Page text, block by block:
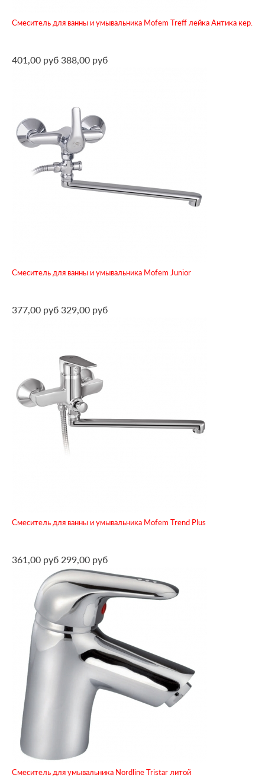
Смеситель для ванны и умывальника Mofem Treff лейка Антика кер.
401,00 руб 388,00 руб
Смеситель для ванны и умывальника Mofem Junior
377,00 руб 329,00 руб
Смеситель для ванны и умывальника Mofem Trend Plus
361,00 руб 299,00 руб
Смеситель для умывальника Nordline Tristar литой